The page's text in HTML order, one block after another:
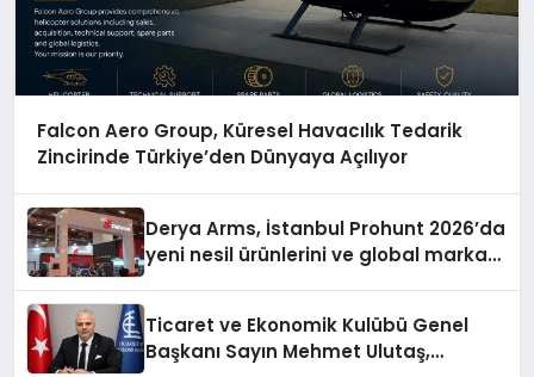
Falcon Aero Group, Küresel Havacılık Tedarik
Zincirinde Türkiye’den Dünyaya Açılıyor
Derya Arms, İstanbul Prohunt 2026’da
yeni nesil ürünlerini ve global marka
Ticaret ve Ekonomik Kulübü Genel
Başkanı Sayın Mehmet Ulutaş,